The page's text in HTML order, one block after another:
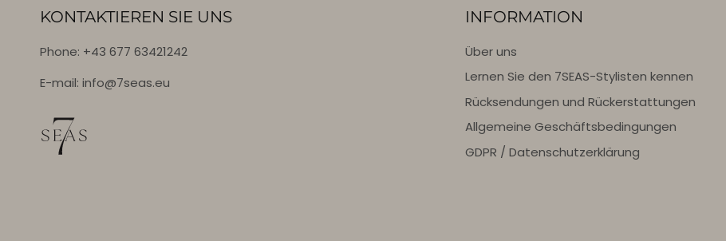
KONTAKTIEREN SIE UNS
Phone: +43 677 63421242
E-mail: info@7seas.eu
INFORMATION
Über uns
Lernen Sie den 7SEAS-Stylisten kennen
Rücksendungen und Rückerstattungen
Allgemeine Geschäftsbedingungen
GDPR / Datenschutzerklärung